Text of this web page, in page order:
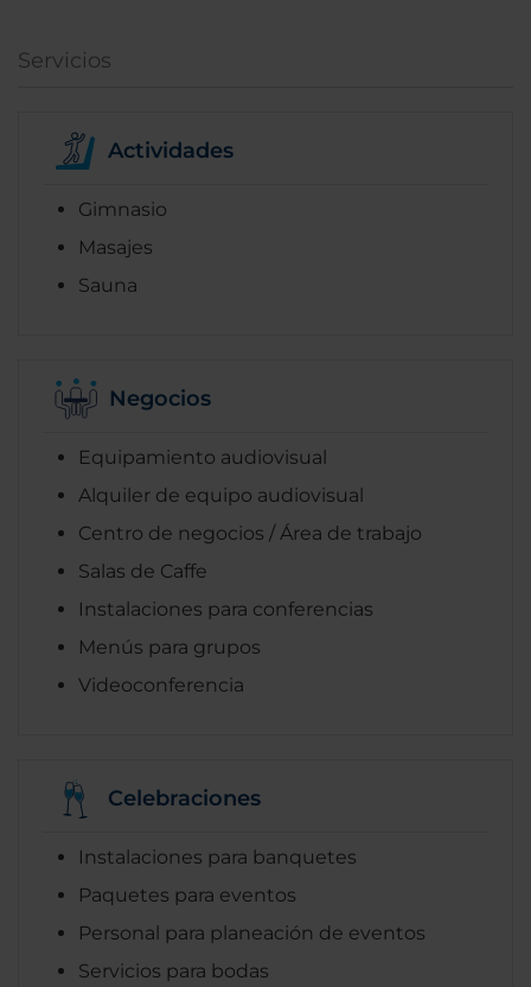
Servicios
Actividades
Gimnasio
Masajes
Sauna
Negocios
Equipamiento audiovisual
Alquiler de equipo audiovisual
Centro de negocios / Área de trabajo
Salas de Caffe
Instalaciones para conferencias
Menús para grupos
Videoconferencia
Celebraciones
Instalaciones para banquetes
Paquetes para eventos
Personal para planeación de eventos
Servicios para bodas